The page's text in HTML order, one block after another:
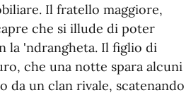
Il fratello maggiore,
che si illude di poter
la 'ndrangheta. Il figlio di
che una notte spara alcuni
da un clan rivale, scatenando